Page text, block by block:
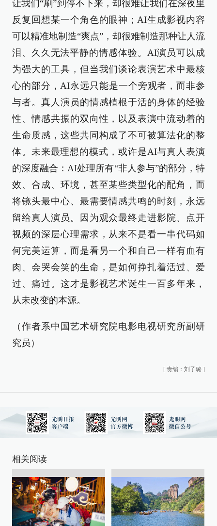
让我们“刷”到停不下来，却很难让我们在深夜里
反复回想某一个角色的眼神；AI生成影视内容
可以精准地制造“爽点”，却很难制造那种让人流
泪、久久无法平静的情感体验。AI演员可以成
为强大的工具，但当我们谈论表演艺术中最核
心的部分，AI永远只能是一个旁观者，而非参
与者。真人演员的情感植根于活的身体的经验
性、情感共振的双向性，以及表演中流动着的
生命质感，这些共同构成了不可被算法化的整
体。未来最理想的模式，或许是AI与真人表演
的深度融合：AI处理所有“非人参与”的部分，特
效、合成、环境，甚至某些类型化的配角，而
将镜头最中心、最需要情感共鸣的时刻，永远
留给真人演员。因为观众最终走进影院、点开
视频的深层心理需求，从来不是看一串代码如
何完美运算，而是看另一个和自己一样有血有
肉、会哭会笑的生命，是如何挣扎着活过、爱
过、痛过。这才是影视艺术诞生一百多年来，
从未改变的本源。
（作者系中国艺术研究院电影电视研究所副研
究员）
[ 责编：刘子璐 ]
相关阅读